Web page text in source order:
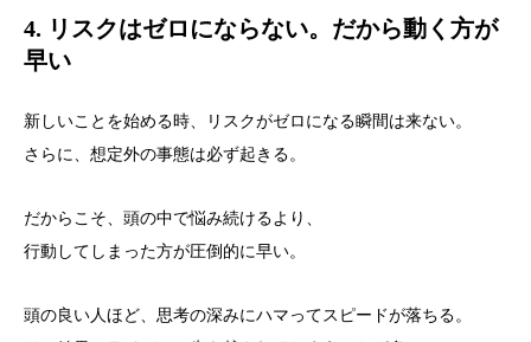
4. リスクはゼロにならない。だから動く方が
早い
新しいことを始める時、リスクがゼロになる瞬間は来ない。
さらに、想定外の事態は必ず起きる。
だからこそ、頭の中で悩み続けるより、
行動してしまった方が圧倒的に早い。
頭の良い人ほど、思考の深みにハマってスピードが落ちる。